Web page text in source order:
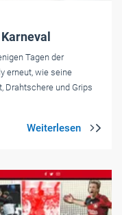
Tagen der
erneut, wie seine
Drahtschere und Grips